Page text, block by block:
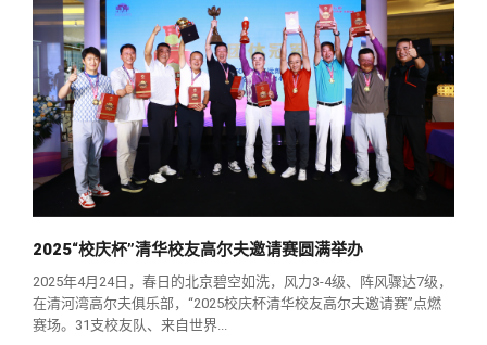
2025“校庆杯”清华校友高尔夫邀请赛圆满举办
2025年4月24日，春日的北京碧空如洗，风力3-4级、阵风骤达7级，
在清河湾高尔夫俱乐部，“2025校庆杯清华校友高尔夫邀请赛”点燃
赛场。31支校友队、来自世界...